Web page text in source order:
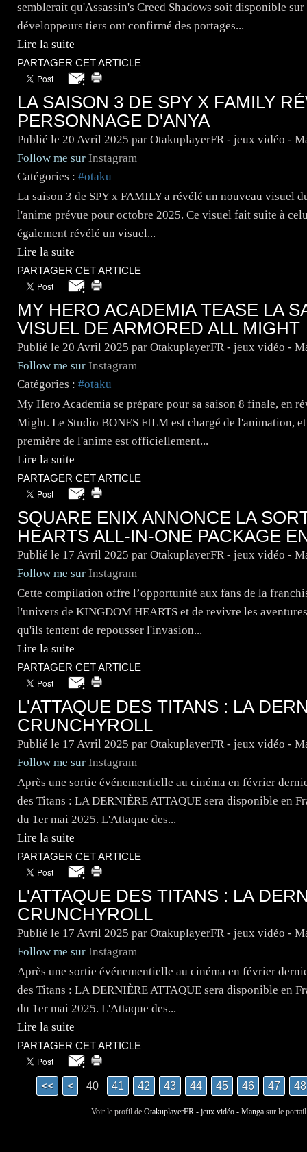
semblerait qu'Assassin's Creed Shadows soit disponible
développeurs tiers ont confirmé des portages...
Lire la suite
PARTAGER CET ARTICLE
LA SAISON 3 DE SPY X FAMILY
PERSONNAGE D'ANYA
Publié le 20 Avril 2025 par OtakuplayerFR - jeux vidéo -
Follow me sur Instagram
Catégories : #otaku
La saison 3 de SPY x FAMILY a révélé un nouveau visuel
l'anime prévue pour octobre 2025. Ce visuel fait suite à
également révélé un visuel...
Lire la suite
PARTAGER CET ARTICLE
MY HERO ACADEMIA TEASE LA
VISUEL DE ARMORED ALL MIGHT
Publié le 20 Avril 2025 par OtakuplayerFR - jeux vidéo -
Follow me sur Instagram
Catégories : #otaku
My Hero Academia se prépare pour sa saison 8 finale, en
Might. Le Studio BONES FILM est chargé de l'animation,
première de l'anime est officiellement...
Lire la suite
PARTAGER CET ARTICLE
SQUARE ENIX ANNONCE LA
HEARTS ALL-IN-ONE PACKAGE
Publié le 17 Avril 2025 par OtakuplayerFR - jeux vidéo -
Follow me sur Instagram
Cette compilation offre l’opportunité aux fans de la
l'univers de KINGDOM HEARTS et de revivre les
qu'ils tentent de repousser l'invasion...
Lire la suite
PARTAGER CET ARTICLE
L'ATTAQUE DES TITANS : LA
CRUNCHYROLL
Publié le 17 Avril 2025 par OtakuplayerFR - jeux vidéo -
Follow me sur Instagram
Après une sortie événementielle au cinéma en février
des Titans : LA DERNIÈRE ATTAQUE sera disponible en
du 1er mai 2025. L'Attaque des...
Lire la suite
PARTAGER CET ARTICLE
L'ATTAQUE DES TITANS : LA
CRUNCHYROLL
Publié le 17 Avril 2025 par OtakuplayerFR - jeux vidéo -
Follow me sur Instagram
Après une sortie événementielle au cinéma en février
des Titans : LA DERNIÈRE ATTAQUE sera disponible en
du 1er mai 2025. L'Attaque des...
Lire la suite
PARTAGER CET ARTICLE
<< < 10
20
30
40 41 42 43 44 45 46 47 48
Voir le profil de OtakuplayerFR - jeux vidéo - Manga sur le